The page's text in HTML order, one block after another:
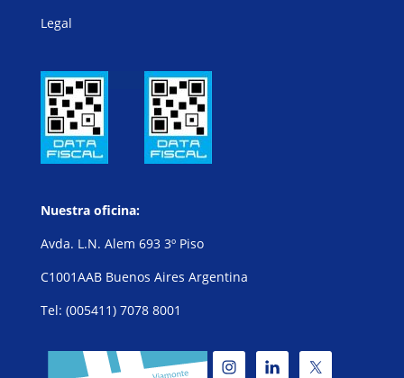
Legal
Nuestra oficina:
Avda. L.N. Alem 693 3º Piso
C1001AAB Buenos Aires Argentina
Tel: (005411) 7078 8001